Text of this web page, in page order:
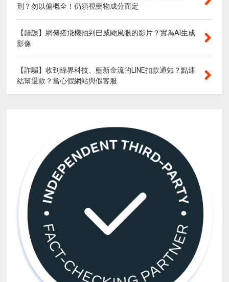
刑？勿以偏概全！仍須視藥物成分而定
【錯誤】網傳搭飛機拍到巴威颱風眼的影片？實為AI生成
影像
【詐騙】收到綠界科技、藍新金流的LINE扣款通知？點連
結幫退款？當心假網站與假客服